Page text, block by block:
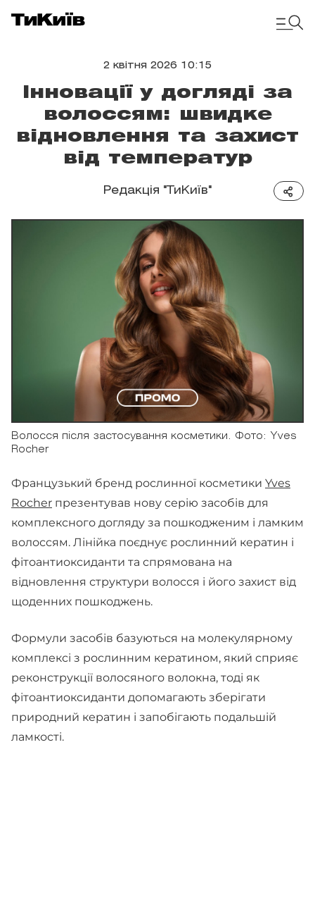
2 квітня 2026 10:15
Інновації у догляді за
волоссям: швидке
відновлення та захист
від температур
Редакція "ТиКиїв"
Волосся після застосування косметики. Фото: Yves
Rocher
Французький бренд рослинної косметики Yves
Rocher презентував нову серію засобів для
комплексного догляду за пошкодженим і ламким
волоссям. Лінійка поєднує рослинний кератин і
фітоантиоксиданти та спрямована на
відновлення структури волосся і його захист від
щоденних пошкоджень.
Формули засобів базуються на молекулярному
комплексі з рослинним кератином, який сприяє
реконструкції волосяного волокна, тоді як
фітоантиоксиданти допомагають зберігати
природний кератин і запобігають подальшій
ламкості.